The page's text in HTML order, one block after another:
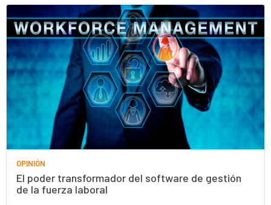
OPINIÓN
El poder transformador del software de gestión
de la fuerza laboral